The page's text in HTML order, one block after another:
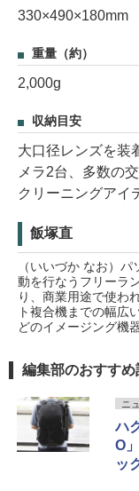
330×490×180mm
重量（約）
2,000g
収納目安
大口径レンズを装
メラ2台、多数の
クリーニングアイ
飯塚直
（いいづか なお）
動を行なうフリーラ
り、商業用途で使わ
ト複合機までの幅広
どのイメージング機
編集部のおすすめ
ニ
ハ
O
ッ